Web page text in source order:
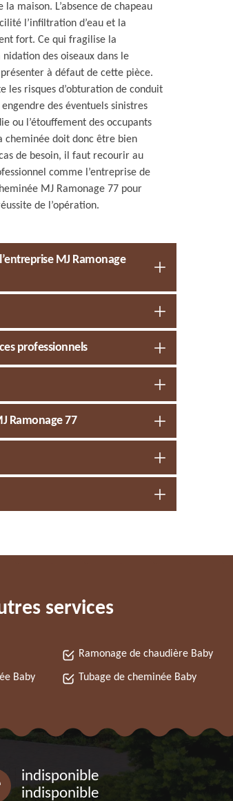
maison. L’absence de chapeau
l’infiltration d’eau et la
fort. Ce qui fragilise la
des oiseaux dans le
à défaut de cette pièce.
les risques d’obturation de conduit
des éventuels sinistres
ou l’étouffement des occupants
cheminée doit donc être bien
de besoin, il faut recourir au
comme l’entreprise de
MJ Ramonage 77 pour
de l’opération.
MJ Ramonage
professionnels
Ramonage 77
services
Baby
Ramonage de chaudière Baby
Tubage de cheminée Baby
indisponible
indisponible